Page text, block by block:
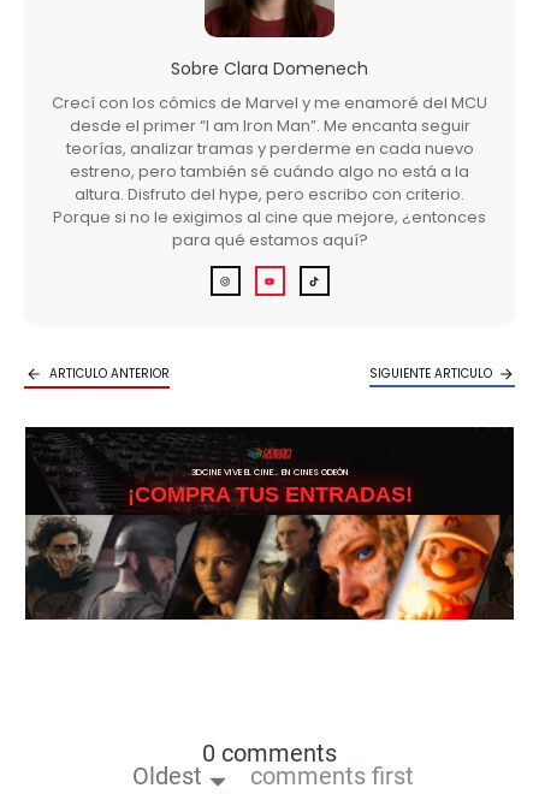
Sobre Clara Domenech
Crecí con los cómics de Marvel y me enamoré del MCU
desde el primer “I am Iron Man”. Me encanta seguir
teorías, analizar tramas y perderme en cada nuevo
estreno, pero también sé cuándo algo no está a la
altura. Disfruto del hype, pero escribo con criterio.
Porque si no le exigimos al cine que mejore, ¿entonces
para qué estamos aquí?
ARTICULO ANTERIOR SIGUIENTE ARTICULO
3DCINE VIVE EL CINE… EN CINES ODEÓN
¡COMPRA TUS ENTRADAS!
0 comments
Oldest comments first